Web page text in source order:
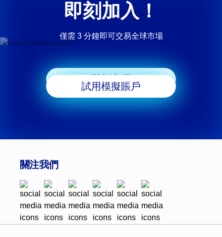
即刻加入！
僅需 3 分鐘即可交易全球市場
即刻交易
試用模擬賬戶
關注我們